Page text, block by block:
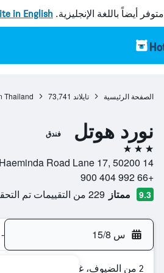
متوفر أيضاً باللغة الإنجليزية. in English
الصفحة الرئيسية تايلاند 73,741
Thailand
نورد هوتل فندق
3 نجوم
14 Nimmana Haeminda Road Lane 17, 50200, شيانج ماي, محافظة شيانغ ماي, تايلاند
+66 992 404 900
9.3 ممتاز 229 من التقييمات تم التحقق منها
س 15/8 -
2 من الضيوف، غرفة واحدة